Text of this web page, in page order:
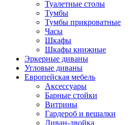
Туалетные столы
Тумбы
Тумбы прикроватные
Часы
Шкафы
Шкафы книжные
Эркерные диваны
Угловые диваны
Европейская мебель
Аксессуары
Барные стойки
Витрины
Гардероб и вешалки
Диван-двойка